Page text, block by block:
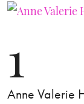
1
Anne Valerie